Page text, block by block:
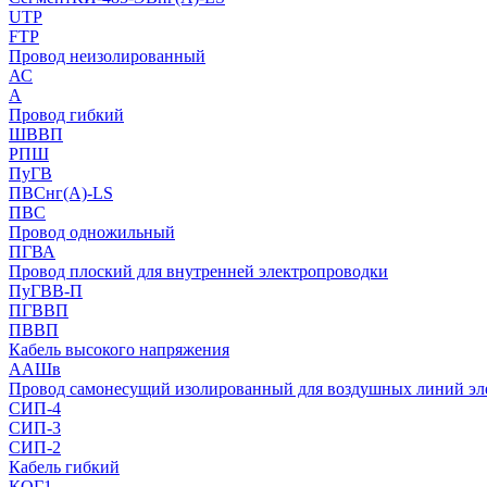
UTP
FTP
Провод неизолированный
АС
А
Провод гибкий
ШВВП
РПШ
ПуГВ
ПВСнг(А)-LS
ПВС
Провод одножильный
ПГВА
Провод плоский для внутренней электропроводки
ПуГВВ-П
ПГВВП
ПВВП
Кабель высокого напряжения
ААШв
Провод самонесущий изолированный для воздушных линий
СИП-4
СИП-3
СИП-2
Кабель гибкий